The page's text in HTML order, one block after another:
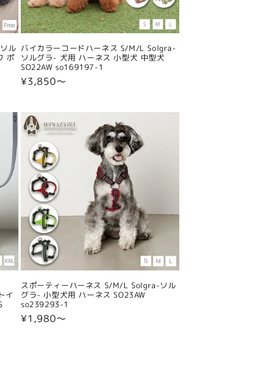
ル
ポ
バイカラーコードハーネス S/M/L Solgra-
ソルグラ- 犬用 ハーネス 小型犬 中型犬
SO22AW so169197-1
通
格
¥3,850〜
イ
スポーティーハーネス S/M/L Solgra-ソル
グラ- 小型犬用 ハーネス SO23AW
so239293-1
通
¥1,980〜